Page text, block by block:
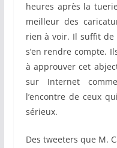
heures après la
meilleur des
rien à voir. Il suffit
s’en rendre compte.
à approuver cet
sur Internet
l’encontre de ceux
sérieux.
Des tweeters que M.